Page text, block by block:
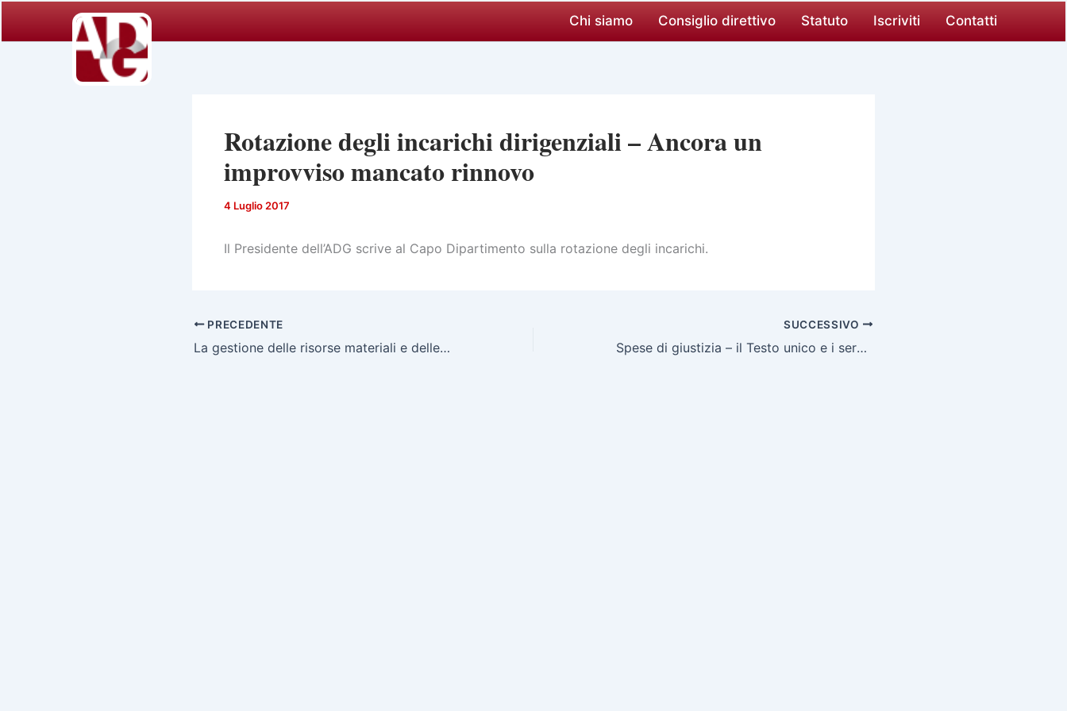
Chi siamo Consiglio direttivo Statuto Iscriviti Contatti
Rotazione degli incarichi dirigenziali – Ancora un
improvviso mancato rinnovo
4 Luglio 2017
Il Presidente dell’ADG scrive al Capo Dipartimento sulla rotazione degli incarichi.
PRECEDENTE
La gestione delle risorse materiali e delle procedure di gara ai dirigenti amministrativi
SUCCESSIVO
Spese di giustizia – il Testo unico e i servizi di cancelleria